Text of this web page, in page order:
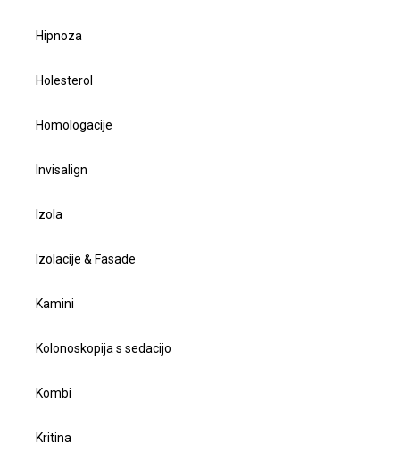
Hipnoza
Holesterol
Homologacije
Invisalign
Izola
Izolacije & Fasade
Kamini
Kolonoskopija s sedacijo
Kombi
Kritina